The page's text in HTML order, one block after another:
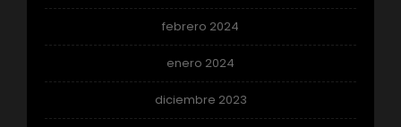
febrero 2024
enero 2024
diciembre 2023